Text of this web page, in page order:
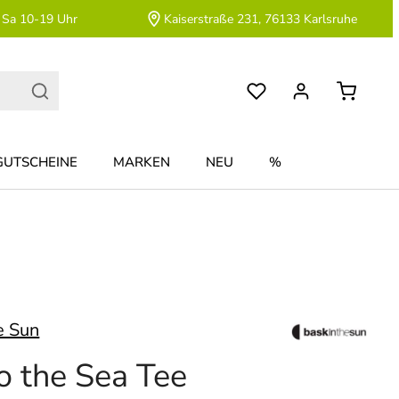
10-19 Uhr Kaiserstraße 231, 76133 Karlsruhe
MARKEN NEU %
Sun
the Sea Tee